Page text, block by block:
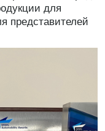
для
представителей